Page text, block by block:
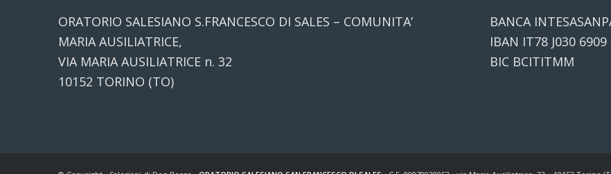
ORATORIO SALESIANO S.FRANCESCO DI SALES – COMUNITA’
MARIA AUSILIATRICE,
VIA MARIA AUSILIATRICE n. 32
10152 TORINO (TO)
BANCA
IBAN IT78 J030
BIC BCITITMM